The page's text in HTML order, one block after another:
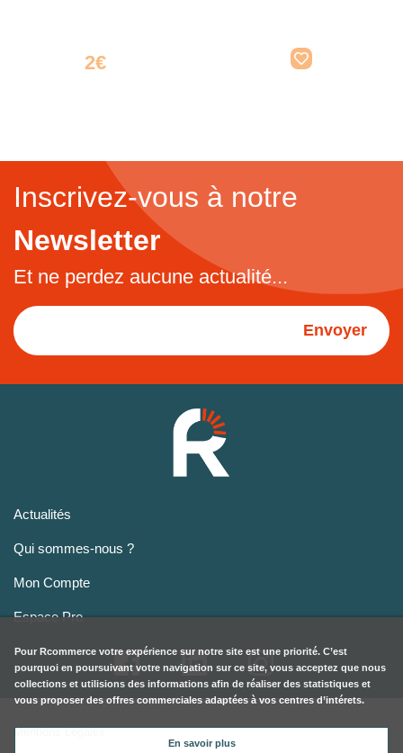
2€
Inscrivez-vous à notre
Newsletter
Et ne perdez aucune actualité...
Envoyer
Actualités
Qui sommes-nous ?
Mon Compte
Espace Pro
Mentions Légales
Pour Rcommerce votre expérience sur notre site est une priorité. C’est
pourquoi en poursuivant votre navigation sur ce site, vous acceptez que nous
collections et utilisions des informations afin de réaliser des statistiques et
vous proposer des offres commerciales adaptées à vos centres d’intérets.
En savoir plus